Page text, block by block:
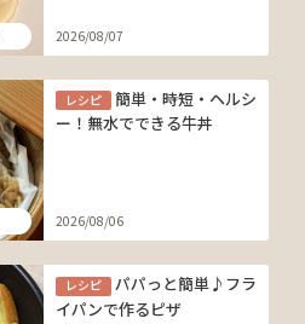
2026/08/07
レシピ
簡単・時短・ヘルシ
ー！無水でできる牛丼
2026/08/06
レシピ
パパっと簡単♪フラ
イパンで作るピザ